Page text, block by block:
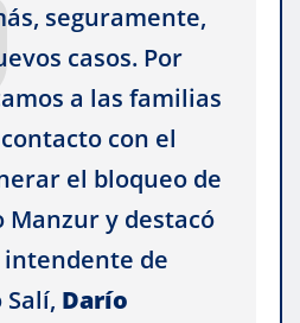
seguramente,
casos. Por
a las familias
con el
el bloqueo de
Manzur y destacó
de
Salí, Darío